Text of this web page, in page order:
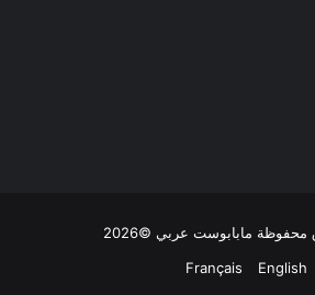
مابابوست عربي ©2026
English
Français